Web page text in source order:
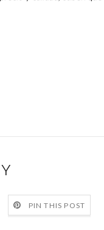
PIN THIS POST